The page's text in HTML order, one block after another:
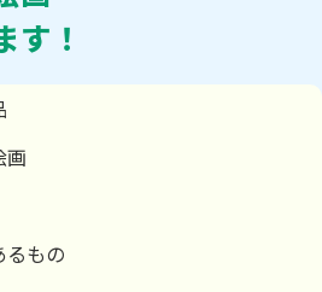
す！
画
るもの